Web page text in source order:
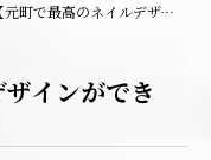
【元町で最高のネイルデザインができるネイルサロン】
ザインができ